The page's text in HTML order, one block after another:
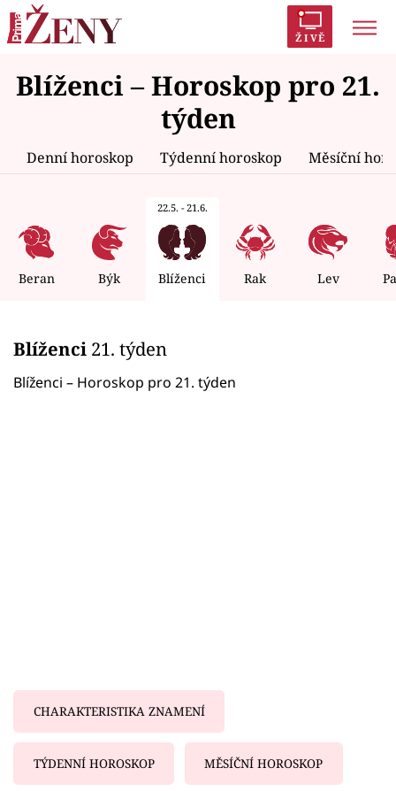
ŽIVĚ
Trendy: Polabí Inspekce Prostřeno!
AYTO?
Proměny
Témata
Celebrity
Seriály
Sledujte nás
Blíženci – Horoskop pro 21.
týden
Denní horoskop Týdenní horoskop Měsíční
Beran Býk
22.5. - 21.6.
Blíženci Rak Lev
Blíženci 21. týden
Blíženci – Horoskop pro 21. týden
CHARAKTERISTIKA ZNAMENÍ
TÝDENNÍ HOROSKOP MĚSÍČNÍ HOROSKOP